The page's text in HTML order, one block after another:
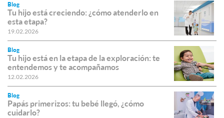
Blog
Tu hijo está creciendo: ¿cómo atenderlo en
esta etapa?
19.02.2026
Blog
Tu hijo está en la etapa de la exploración: te
entendemos y te acompañamos
12.02.2026
Blog
Papás primerizos: tu bebé llegó, ¿cómo
cuidarlo?